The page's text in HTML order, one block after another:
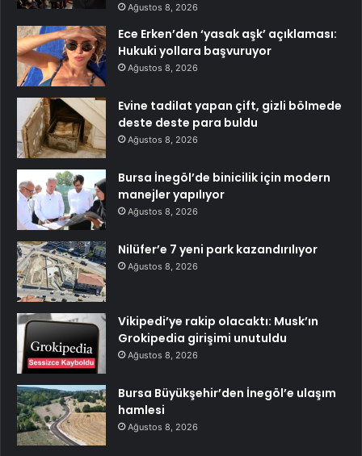
Ağustos 8, 2026
Ece Erken’den ‘yasak aşk’ açıklaması:
Hukuki yollara başvuruyor
Ağustos 8, 2026
Evine tadilat yapan çift, gizli bölmede
deste deste para buldu
Ağustos 8, 2026
Bursa İnegöl’de binicilik için modern
manejler yapılıyor
Ağustos 8, 2026
Nilüfer’e 7 yeni park kazandırılıyor
Ağustos 8, 2026
Vikipedi’ye rakip olacaktı: Musk’ın
Grokipedia girişimi unutuldu
Ağustos 8, 2026
Bursa Büyükşehir’den İnegöl’e ulaşım
hamlesi
Ağustos 8, 2026